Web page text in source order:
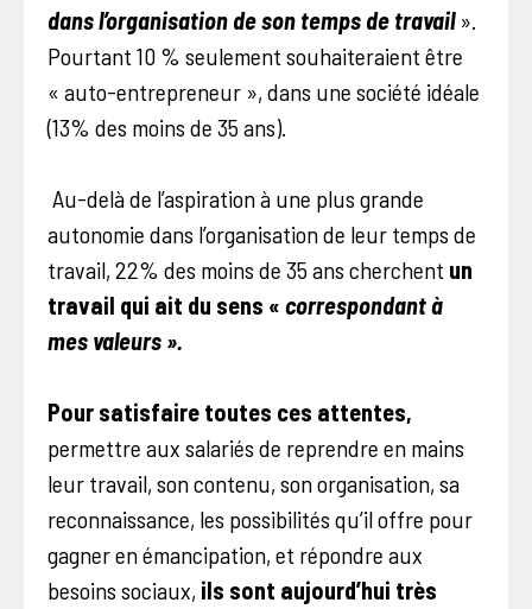
dans l’organisation de son temps de travail».
Pourtant 10 % seulement souhaiteraient être
« auto-entrepreneur », dans une société idéale
(13% des moins de 35 ans).
Au-delà de l’aspiration à une plus grande
autonomie dans l’organisation de leur temps de
travail, 22% des moins de 35 ans cherchent un
travail qui ait du sens « correspondant à
mes valeurs ».
Pour satisfaire toutes ces attentes,
permettre aux salariés de reprendre en mains
leur travail, son contenu, son organisation, sa
reconnaissance, les possibilités qu’il offre pour
gagner en émancipation, et répondre aux
besoins sociaux, ils sont aujourd’hui très